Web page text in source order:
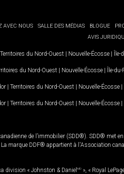
AVEC NOUS SALLE DES MÉDIAS BLOGUE
AVIS
Territoires du Nord-Ouest | Nouvelle-Écosse | Île-
du Nord-Ouest | Nouvelle-Écosse | Île-du-
| Territoires du Nord-Ouest | Nouvelle-Écosse |
| Territoires du Nord-Ouest | Nouvelle-Écosse |
de l’immobilier (SDD®). SDD® met
marque DDF® appartient à l'Association
division « Johnston & Daniel MD », « Royal